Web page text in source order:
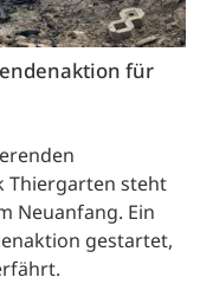
für
Thiergarten steht
Neuanfang. Ein
gestartet,